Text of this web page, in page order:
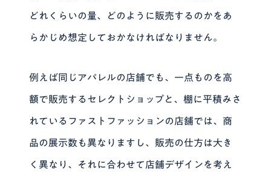
どれくらいの量、どのように販売するのかをあ
らかじめ想定 しておかなければなりません。
例えば同じアパレルの店舗でも、一点ものを高
額で販売するセレクトショップと、棚に平積みさ
れているファストファッションの店舗では、商
品の展示数も異なりますし、販売の仕方は大き
く異なり、それに合わせて店舗デザインを考え